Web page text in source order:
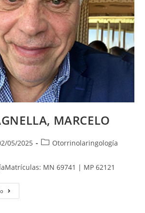
MARCELO
05/2025 Otorrinolaringología
MN 69741 | MP 62121